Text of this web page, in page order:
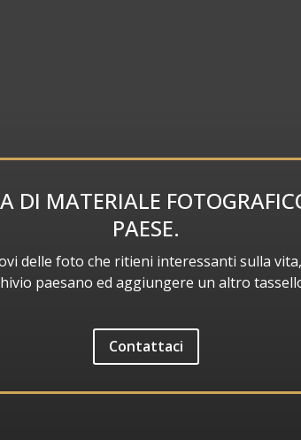
DI MATERIALE
PAESE.
delle foto che ritieni interessanti sulla
paesano ed aggiungere un altro
Contattaci